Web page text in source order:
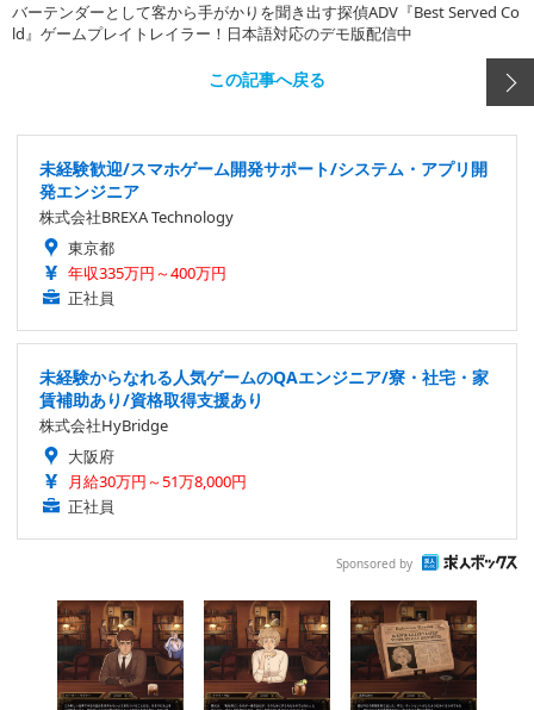
バーテンダーとして客から手がかりを聞き出す探偵ADV『Best Served Co
ld』ゲームプレイトレイラー！日本語対応のデモ版配信中
この記事へ戻る
未経験歓迎/スマホゲーム開発サポート/システム・アプリ開
発エンジニア
株式会社BREXA Technology
東京都
年収335万円～400万円
正社員
未経験からなれる人気ゲームのQAエンジニア/寮・社宅・家
賃補助あり/資格取得支援あり
株式会社HyBridge
大阪府
月給30万円～51万8,000円
正社員
Sponsored by